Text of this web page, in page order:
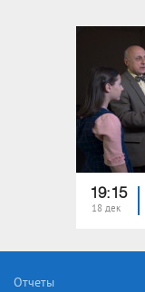
19:15
18 дек
Отчеты